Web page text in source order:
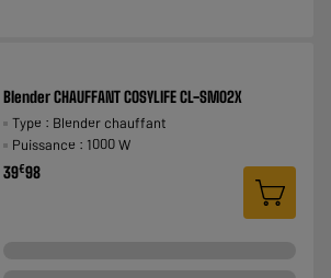
Blender CHAUFFANT COSYLIFE CL-SM02X
Type : Blender chauffant
Puissance : 1000 W
39€98